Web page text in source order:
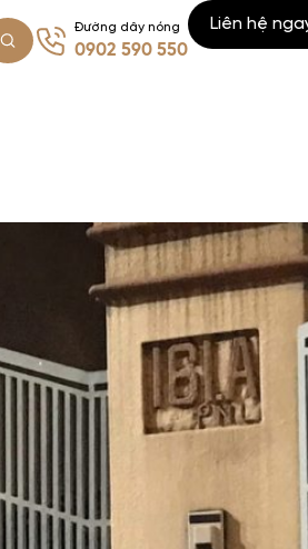
Đường dây nóng
0902 590 550
Liên hệ